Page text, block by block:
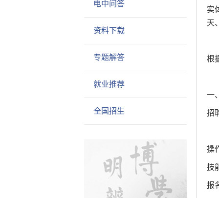
电中问答
资料下载
专题解答
就业推荐
全国招生
实
天
根
一
招
操
技
报